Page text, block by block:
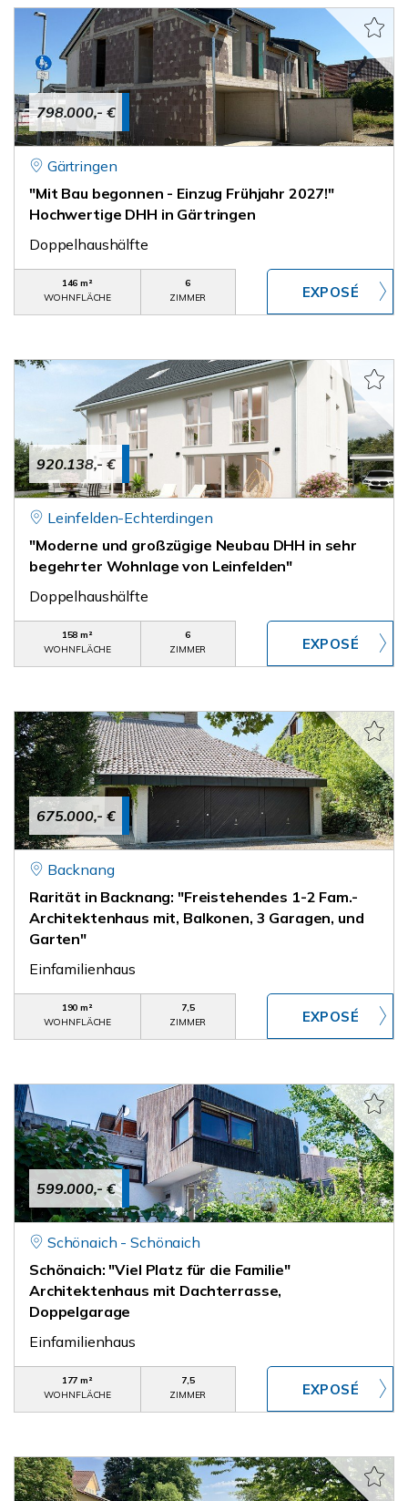
798.000,- €
Gärtringen
"Mit Bau begonnen - Einzug Frühjahr 2027!"
Hochwertige DHH in Gärtringen
Doppelhaushälfte
146 m²
WOHNFLÄCHE
6
ZIMMER
920.138,- €
Leinfelden-Echterdingen
"Moderne und großzügige Neubau DHH in sehr
begehrter Wohnlage von Leinfelden"
Doppelhaushälfte
158 m²
WOHNFLÄCHE
6
ZIMMER
675.000,- €
Backnang
Rarität in Backnang: "Freistehendes 1-2 Fam.-
Architektenhaus mit, Balkonen, 3 Garagen, und
Garten"
Einfamilienhaus
190 m²
WOHNFLÄCHE
7,5
ZIMMER
599.000,- €
Schönaich - Schönaich
Schönaich: "Viel Platz für die Familie"
Architektenhaus mit Dachterrasse,
Doppelgarage
Einfamilienhaus
177 m²
WOHNFLÄCHE
7,5
ZIMMER